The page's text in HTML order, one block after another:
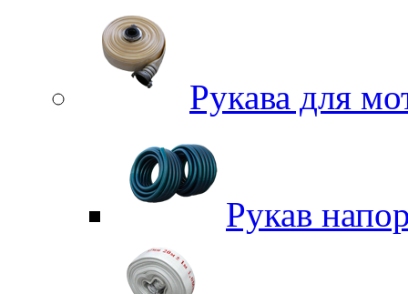
Рукава для
Рукав